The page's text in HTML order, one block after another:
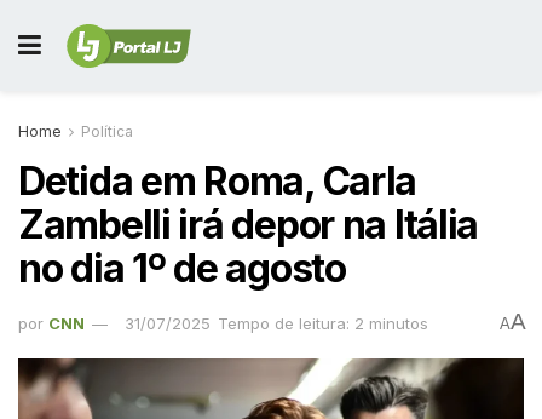
Home Política
Detida em Roma, Carla
Zambelli irá depor na Itália
no dia 1º de agosto
por CNN 31/07/2025 Tempo de leitura: 2 minutos AA